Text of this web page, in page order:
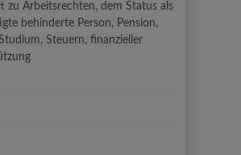
zu Arbeitsrechten, dem Status als
behinderte Person, Pension,
Steuern, finanzieller